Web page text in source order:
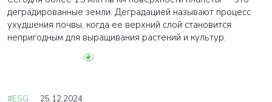
деградированные земли. Деградацией называют процесс
ухудшения почвы, когда ее верхний слой становится
непригодным для выращивания растений и культур.
#ESG 25.12.2024